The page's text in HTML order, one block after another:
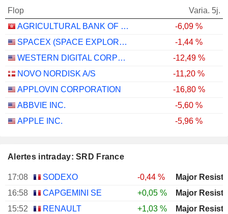
Flop
Varia. 5j.
AGRICULTURAL BANK OF CHINA LIMITED
-6,09 %
SPACEX (SPACE EXPLORATION TECHNOLOGIES)
-1,44 %
WESTERN DIGITAL CORPORATION
-12,49 %
NOVO NORDISK A/S
-11,20 %
APPLOVIN CORPORATION
-16,80 %
ABBVIE INC.
-5,60 %
APPLE INC.
-5,96 %
Alertes intraday: SRD France
17:08 SODEXO
-0,44 %
16:58
CAPGEMINI SE
+0,05 %
15:52
RENAULT
+1,03 %